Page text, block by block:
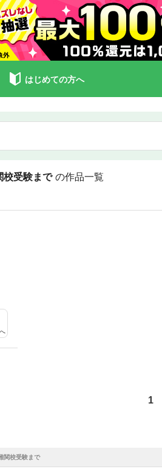
はじめての方へ
校受験まで の作品一覧
1
関校受験まで